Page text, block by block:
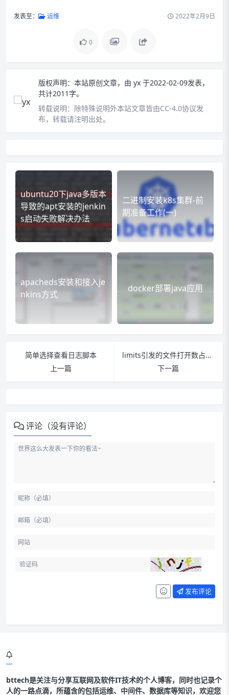
发表至： 运维 2022年2月9日
0
版权声明： 本站原创文章，由 yx 于2022-02-09发表，
共计2011字。
转载说明： 除特殊说明外本站文章皆由CC-4.0协议发
布，转载请注明出处。
ubuntu20下java多版本
导致的apt安装的jenkin
s启动失败解决办法
二进制安装k8s集群-前
期准备工作(一)
apacheds安装和接入je
nkins方式
docker部署java应用
简单选择查看日志脚本
上一篇
limits引发的文件打开数占满事件
下一篇
评论（没有评论）
发布评论
bttech是关注与分享互联网及软件IT技术的个人博客，同时也记录个
人的一路点滴，所蕴含的包括运维、中间件、数据库等知识，欢迎您